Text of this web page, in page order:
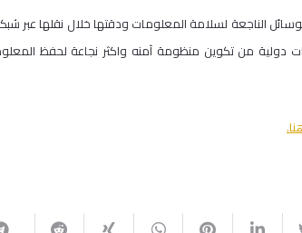
الناجعة لسلامة المعلومات ودقتها خلال نقلها عبر
دولية من تكوين منظومة آمنه واكثر نجاعة لحفظ